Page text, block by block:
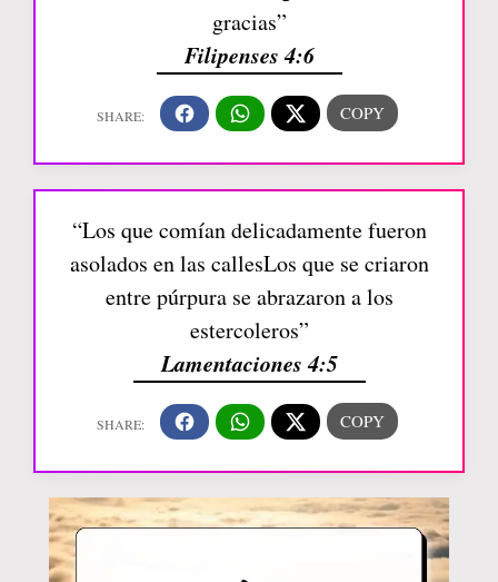
gracias”
Filipenses 4:6
“Los que comían delicadamente fueron
asolados en las callesLos que se criaron
entre púrpura se abrazaron a los
estercoleros”
Lamentaciones 4:5